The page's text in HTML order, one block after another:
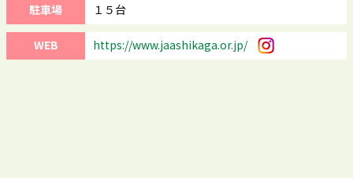
駐車場 １５台
WEB https://www.jaashikaga.or.jp/